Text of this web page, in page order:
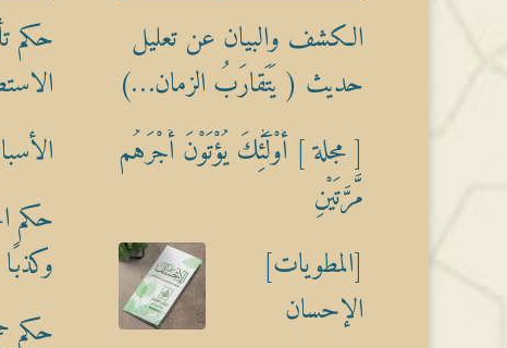
الكشف والبيان عن تعليل
حديث ( يَتَقارَبُ الزمان…)
[ مجلة ] أُوْلَٰٓئِكَ يُؤْتَوْنَ أَجْرَهُم
مَّرَّتَيْنِ
[المطويات]
الإحسان
حكم
حكم
وكذبًا
حكم